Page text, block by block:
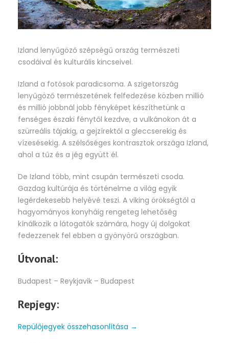
Izland lenyűgöző szépségű ország természeti
csodáival és kulturális kincseivel.
Izland a fotósok paradicsoma. A szigetország
lenyűgöző természetének felfedezése közben millió
és millió jobbnál jobb fényképet készíthetünk a
fenséges északi fénytől kezdve, a vulkánokon át a
szürreális tájakig, a gejzírektől a gleccserekig és
vízesésekig. A szélsőséges kontrasztok országa Izland,
ahol a tűz és a jég együtt él.
De Izland több, mint csupán természeti csoda.
Gazdag kultúrája és történelme a világ egyik
legérdekesebb helyévé teszi. A viking örökségtől a
hagyományos konyháig rengeteg lehetőség
kínálkozik a látogatók számára, hogy új dolgokat
fedezzenek fel ebben a gyönyörű országban.
Útvonal:
Budapest – Reykjavik – Budapest
Repjegy:
Repülőjegyek összehasonlítása →